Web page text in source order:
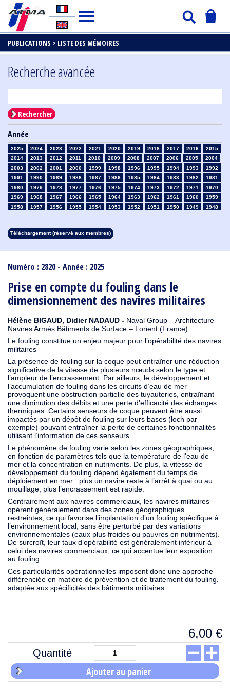
PUBLICATIONS > LISTE DES MÉMOIRES
Numéro : 2820 - Année : 2025
Prise en compte du fouling dans le
dimensionnement des navires militaires
Hélène BIGAUD, Didier NADAUD - Naval Group – Architecture
Navires Armés Bâtiments de Surface – Lorient (France)
Le fouling constitue un enjeu majeur pour l’opérabilité des navires
militaires
La présence de fouling sur la coque peut entraîner une réduction
significative de la vitesse de plusieurs nœuds selon le type et
l’ampleur de l’encrassement. Par ailleurs, le développement et
l’accumulation de fouling dans les circuits d’eau de mer
provoquent une obstruction partielle des tuyauteries, entraînant
une diminution des débits et une perte d’efficacité des échanges
thermiques. Certains senseurs de coque peuvent être aussi
impactés par un dépôt de fouling sur leurs bases (loch par
exemple) pouvant entraîner la perte de certaines fonctionnalités
utilisant l’information de ces senseurs.
Le phénomène de fouling varie selon les zones géographiques,
en fonction de paramètres tels que la température de l’eau de
mer et la concentration en nutriments. De plus, la vitesse de
développement du fouling dépend également du temps de
déploiement en mer : plus un navire reste à l’arrêt à quai ou au
mouillage, plus l’encrassement est rapide.
Contrairement aux navires commerciaux, les navires militaires
opèrent généralement dans des zones géographiques
restreintes, ce qui favorise l’implantation d’un fouling spécifique à
l’environnement local, sans être perturbé par des variations
environnementales (eaux plus froides ou pauvres en nutriments).
De surcroît, leur taux d’opérabilité est généralement inférieur à
celui des navires commerciaux, ce qui accentue leur exposition
au fouling.
Ces particularités opérationnelles imposent donc une approche
différenciée en matière de prévention et de traitement du fouling,
adaptée aux spécificités des bâtiments militaires.
6,00 €
Quantité
Ajouter au panier
Recherche avancée
Rechercher
Année
2025 2024 2023 2022 2021 2020 2019 2018 2017 2016
2015
2014
2013 2012 2011 2010 2009 2008 2007 2006 2005
2004
2003
2002 2001 2000 1999 1998 1996 1995 1994 1993
1992
1991
1990 1989 1988 1987 1986 1985 1984 1983 1982
1981
1980
1979 1978 1977 1976 1975 1974 1973 1972 1971
1970
1969
1968 1967 1966 1965 1964 1963 1962 1961 1960
1959
1958
1957 1956 1955 1954 1953 1952 1951 1950 1949
1948
1913
1912 1911 1910 1909 1908
Téléchargement (réservé aux membres)